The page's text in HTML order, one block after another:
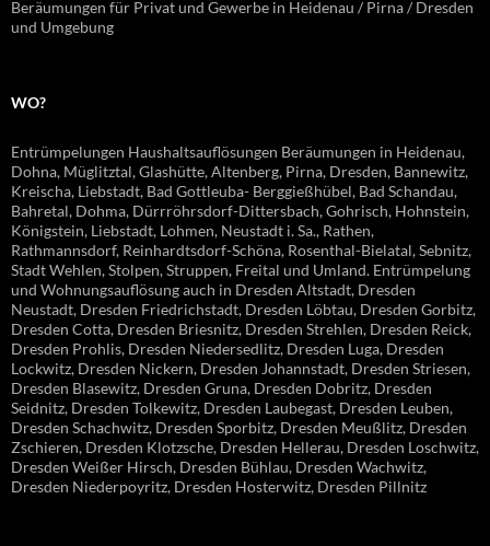
Beräumungen für Privat und Gewerbe in Heidenau / Pirna / Dresden
und Umgebung
WO?
Entrümpelungen Haushaltsauflösungen Beräumungen in Heidenau,
Dohna, Müglitztal, Glashütte, Altenberg, Pirna, Dresden, Bannewitz,
Kreischa, Liebstadt, Bad Gottleuba- Berggießhübel, Bad Schandau,
Bahretal, Dohma, Dürrröhrsdorf-Dittersbach, Gohrisch, Hohnstein,
Königstein, Liebstadt, Lohmen, Neustadt i. Sa., Rathen,
Rathmannsdorf, Reinhardtsdorf-Schöna, Rosenthal-Bielatal, Sebnitz,
Stadt Wehlen, Stolpen, Struppen, Freital und Umland. Entrümpelung
und Wohnungsauflösung auch in Dresden Altstadt, Dresden
Neustadt, Dresden Friedrichstadt, Dresden Löbtau, Dresden Gorbitz,
Dresden Cotta, Dresden Briesnitz, Dresden Strehlen, Dresden Reick,
Dresden Prohlis, Dresden Niedersedlitz, Dresden Luga, Dresden
Lockwitz, Dresden Nickern, Dresden Johannstadt, Dresden Striesen,
Dresden Blasewitz, Dresden Gruna, Dresden Dobritz, Dresden
Seidnitz, Dresden Tolkewitz, Dresden Laubegast, Dresden Leuben,
Dresden Schachwitz, Dresden Sporbitz, Dresden Meußlitz, Dresden
Zschieren, Dresden Klotzsche, Dresden Hellerau, Dresden Loschwitz,
Dresden Weißer Hirsch, Dresden Bühlau, Dresden Wachwitz,
Dresden Niederpoyritz, Dresden Hosterwitz, Dresden Pillnitz